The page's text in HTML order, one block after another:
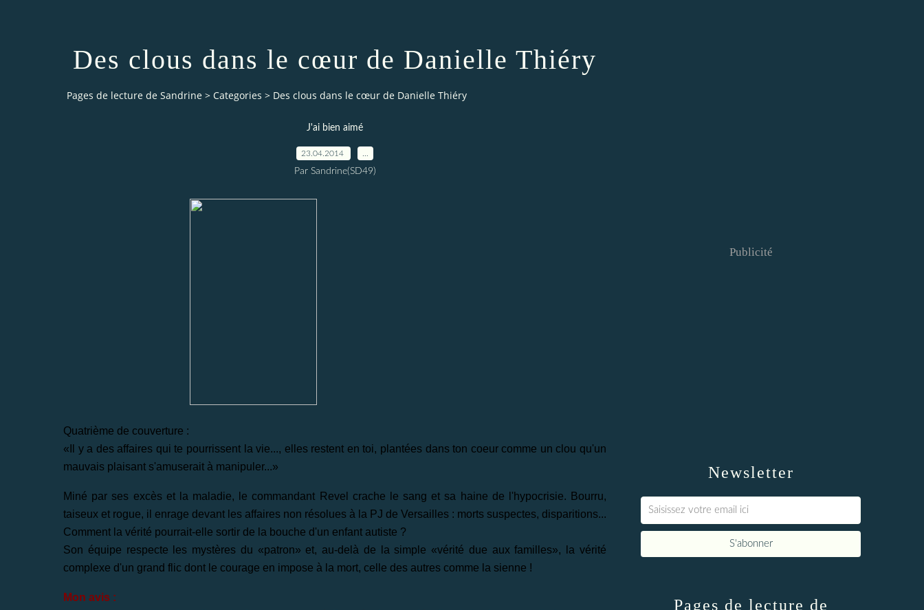
Des clous dans le cœur de Danielle Thiéry
Pages de lecture de Sandrine > Categories > Des clous dans le cœur de Danielle Thiéry
J'ai bien aimé
23.04.2014
Par Sandrine(SD49)
Quatrième de couverture :
«Il y a des affaires qui te pourrissent la vie..., elles restent en toi, plantées dans ton coeur comme un clou qu'un
mauvais plaisant s'amuserait à manipuler...»
Miné par ses excès et la maladie, le commandant Revel crache le sang et sa haine de l'hypocrisie. Bourru,
taiseux et rogue, il enrage devant les affaires non résolues à la PJ de Versailles : morts suspectes, disparitions...
Comment la vérité pourrait-elle sortir de la bouche d'un enfant autiste ?
Son équipe respecte les mystères du «patron» et, au-delà de la simple «vérité due aux familles», la vérité
complexe d'un grand flic dont le courage en impose à la mort, celle des autres comme la sienne !
Mon avis :
Newsletter
Publicité
Pages de lecture de